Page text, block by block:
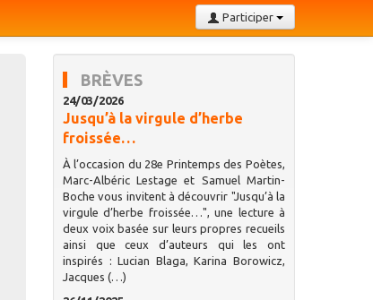
Participer
BRÈVES
24/03/2026
Jusqu’à la virgule d’herbe
froissée…
À l’occasion du 28e Printemps des Poètes,
Marc-Albéric Lestage et Samuel Martin-
Boche vous invitent à découvrir "Jusqu’à la
virgule d’herbe froissée…", une lecture à
deux voix basée sur leurs propres recueils
ainsi que ceux d’auteurs qui les ont
inspirés : Lucian Blaga, Karina Borowicz,
Jacques (…)